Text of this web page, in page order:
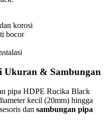
korosi
bocor
Ukuran & Sambungan
pipa HDPE Rucika Black
kecil (20mm) hingga
dan sambungan pipa